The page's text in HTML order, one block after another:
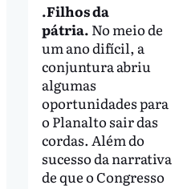
.Filhos da
pátria. No meio de
um ano difícil, a
conjuntura abriu
algumas
oportunidades para
o Planalto sair das
cordas. Além do
sucesso da narrativa
de que o Congresso